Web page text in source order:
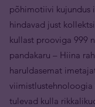
põhimotiivi kujundus
hindavad just
kullast prooviga 999
pandakaru – Hiina
haruldasemat
viimistlustehnoloogia
tulevad kulla